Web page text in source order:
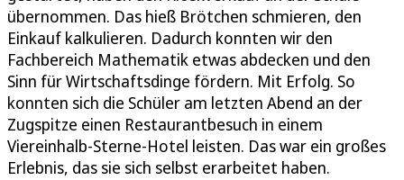
übernommen. Das hieß Brötchen schmieren, den
Einkauf kalkulieren. Dadurch konnten wir den
Fachbereich Mathematik etwas abdecken und den
Sinn für Wirtschaftsdinge fördern. Mit Erfolg. So
konnten sich die Schüler am letzten Abend an der
Zugspitze einen Restaurantbesuch in einem
Viereinhalb-Sterne-Hotel leisten. Das war ein großes
Erlebnis, das sie sich selbst erarbeitet haben.